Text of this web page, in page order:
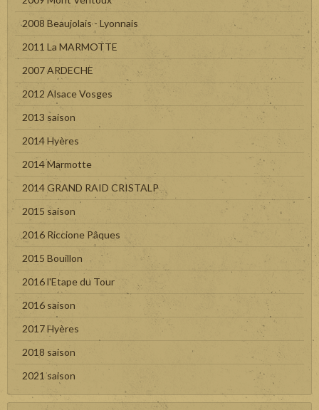
2008 Beaujolais - Lyonnais
2011 La MARMOTTE
2007 ARDECHE
2012 Alsace Vosges
2013 saison
2014 Hyères
2014 Marmotte
2014 GRAND RAID CRISTALP
2015 saison
2016 Riccione Pâques
2015 Bouillon
2016 l'Etape du Tour
2016 saison
2017 Hyères
2018 saison
2021 saison